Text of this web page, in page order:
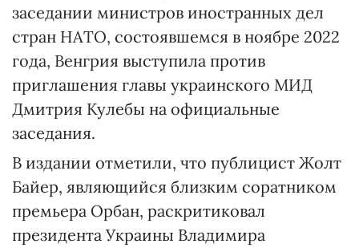
заседании министров иностранных дел
стран НАТО, состоявшемся в ноябре 2022
года, Венгрия выступила против
приглашения главы украинского МИД
Дмитрия Кулебы на официальные
заседания.
В издании отметили, что публицист Жолт
Байер, являющийся близким соратником
премьера Орбан, раскритиковал
президента Украины Владимира